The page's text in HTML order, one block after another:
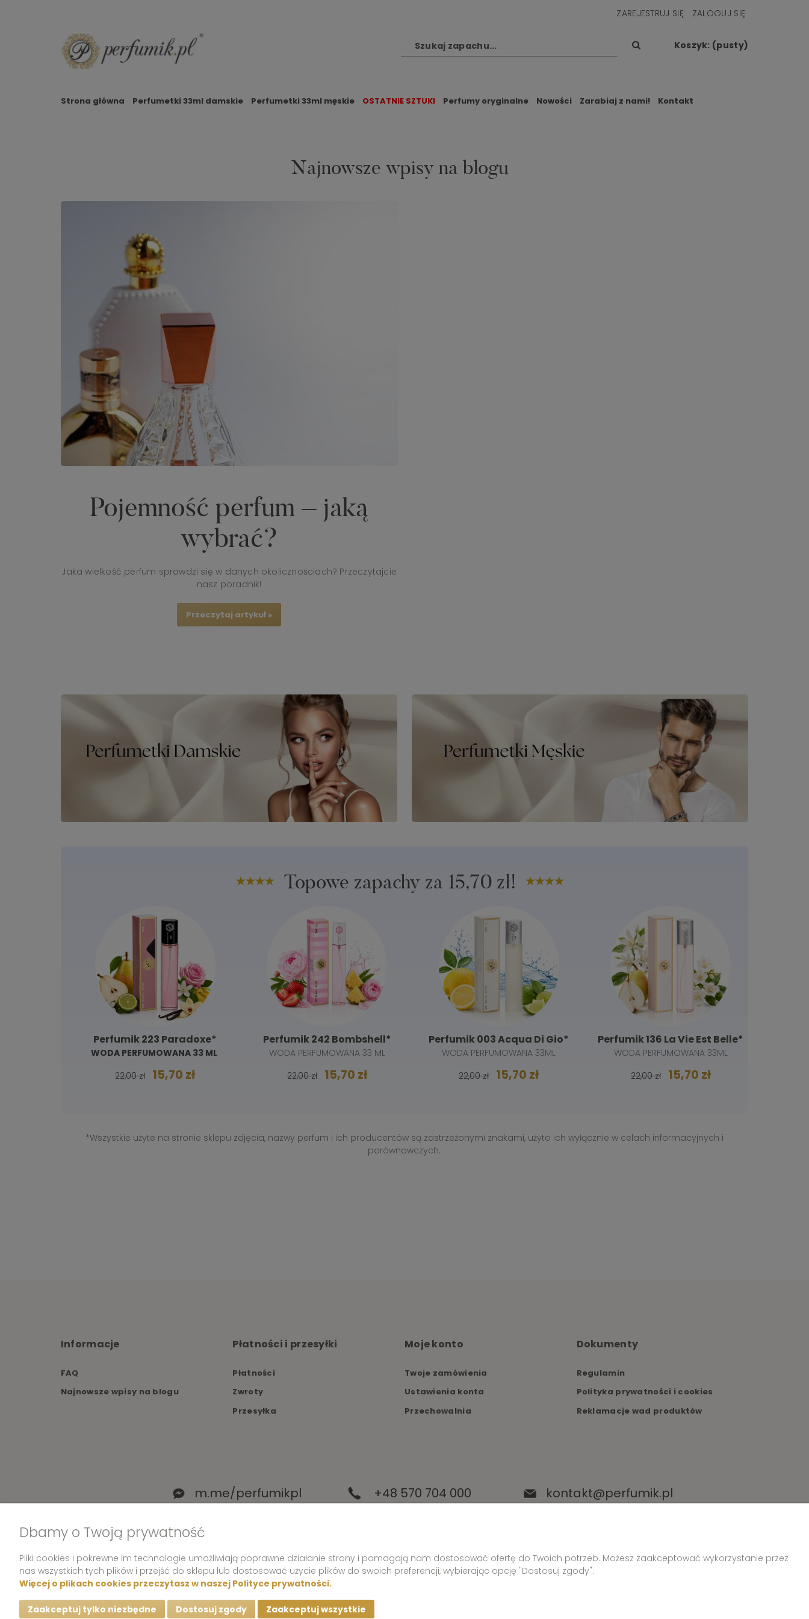
ZAREJESTRUJ SIĘ ZALOGUJ SIĘ
Koszyk: (pusty)
Strona główna Perfumetki 33ml damskie Perfumetki 33ml męskie OSTATNIE SZTUKI Perfumy oryginalne Nowości Zarabiaj z nami! Kontakt
Najnowsze wpisy na blogu
Pojemność perfum – jaką
wybrać?
Jaka wielkość perfum sprawdzi się w danych okolicznościach? Przeczytajcie
nasz poradnik!
Przeczytaj artykuł »
Topowe zapachy za 15,70 zł!
Perfumik 223 Paradoxe*
WODA PERFUMOWANA 33 ML
22,00 zł 15,70 zł
Perfumik 242 Bombshell*
WODA PERFUMOWANA 33 ML
22,00 zł 15,70 zł
Perfumik 003 Acqua Di Gio*
WODA PERFUMOWANA 33ML
22,00 zł 15,70 zł
Perfumik 136 La Vie Est Belle*
WODA PERFUMOWANA 33ML
22,00 zł 15,70 zł
*Wszystkie użyte na stronie sklepu zdjęcia, nazwy perfum i ich producentów są zastrzeżonymi znakami, użyto ich wyłącznie w celach informacyjnych i
porównawczych.
Informacje
FAQ
Najnowsze wpisy na blogu
Płatności i przesyłki
Płatności
Zwroty
Przesyłka
Moje konto
Twoje zamówienia
Ustawienia konta
Przechowalnia
Dokumenty
Regulamin
Polityka prywatności i cookies
Reklamacje wad produktów
m.me/perfumikpl +48 570 704 000 kontakt@perfumik.pl
Dbamy o Twoją prywatność
Pliki cookies i pokrewne im technologie umożliwiają poprawne działanie strony i pomagają nam dostosować ofertę do Twoich potrzeb. Możesz zaakceptować wykorzystanie przez
nas wszystkich tych plików i przejść do sklepu lub dostosować użycie plików do swoich preferencji, wybierając opcję "Dostosuj zgody".
Więcej o plikach cookies przeczytasz w naszej Polityce prywatności.
Zaakceptuj tylko niezbędne Dostosuj zgody Zaakceptuj wszystkie